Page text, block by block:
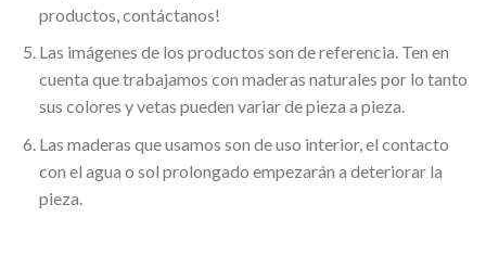
productos, contáctanos!
Las imágenes de los productos son de referencia. Ten en
cuenta que trabajamos con maderas naturales por lo tanto
sus colores y vetas pueden variar de pieza a pieza.
Las maderas que usamos son de uso interior, el contacto
con el agua o sol prolongado empezarán a deteriorar la
pieza.